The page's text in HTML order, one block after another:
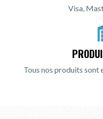
Visa,
Tous nos produits sont